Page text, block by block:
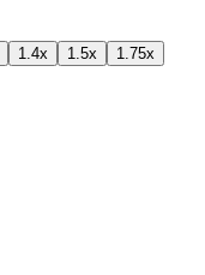
1.4x 1.5x
1.75x